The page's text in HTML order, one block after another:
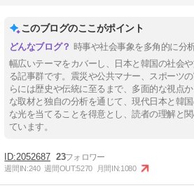
このブログのここがポイント
時事や社会事象を多角的に分
幅広いテーマをカバーし、日本と韓国の社会
る記事群です。震災や公共マナー、スポーツ
らには歴史や伝統に至るまで、多面的な視点
な取材と独自の分析を通じて、現代日本と韓
な光を当てることを得意とし、読者の理解と
ています。
2052687 23
週間IN:240 週間OUT:5270 月間IN:1080